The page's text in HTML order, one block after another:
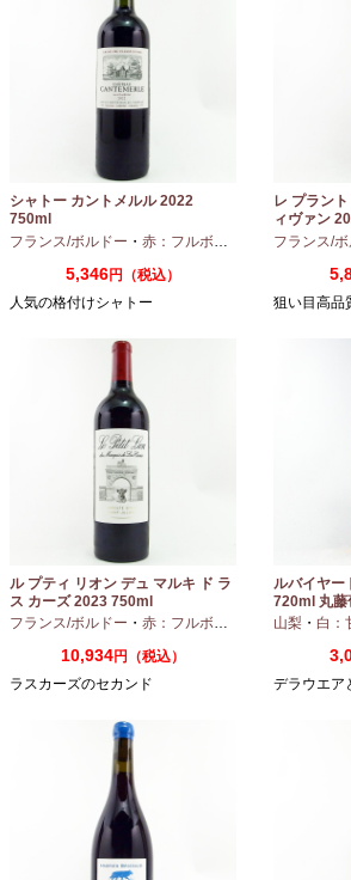
シャトー カントメルル 2022
750ml
フランス/ボルドー ・ 赤：フルボディ カベルネ・カ
5,346円（税込）
人気の格付けシャトー
レ プラン
ィヴァン
フランス/
狙い目高品
ル プティ リオン デュ マルキ ド ラ
ス カーズ 2023 750ml
フランス/ボルドー ・ 赤：フルボディ
10,934円（税込）
ラスカーズのセカンド
ルバイヤー
720ml 丸藤
山梨 ・ 白：
デラウエア